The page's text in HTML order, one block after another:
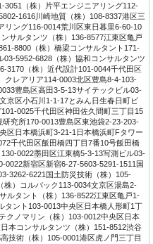
3051（株）片平エンジニアリング112-
1616川崎地質（株）108-8337港区三
リング116-0014荒川区東日暮里6-60-10
サルタンツ（株）136-8577江東区亀戸
8800（株）橋梁コンサルタント171-
5952-6828（株）協和コンサルタンツ
3170（株）近代設計101-0044千代田区
クレアリア114-0003北区豊島8-4-103-
豊島区高田3-5-13サイテックビル03-
京区小石川1-1-17とみん日生春日町ビ
0025千代田区神田佐久間町三丁目15
究所170-0013豊島区東池袋2-23-203-
区日本橋浜町3-21-1日本橋浜町Fタワー
千代田区飯田橋四丁目7番10号飯田橋
0022墨田区江東橋5-3-13写測ビル03-
0022新宿区新宿6-27-5603-5291-1511国
3262-6221国土防災技術（株）105-
株）コルバック113-0034文京区湯島2-
ルタント（株）136-8522江東区亀戸1-
タント103-0013中央区日本橋人形町1丁
クノマリン（株）103-0012中央区日本
本コンサルタンツ（株）151-8512渋谷
技術（株）105-0001港区虎ノ門三丁目